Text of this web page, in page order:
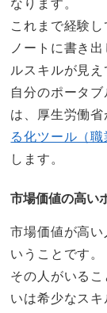
なります。
これまで経験
ノートに書き
ルスキルが見え
自分のポータ
は、厚生労働省
る化ツール（職
します。
市場価値の高い
市場価値が高
いうことです。
その人がいる
いは希少なス